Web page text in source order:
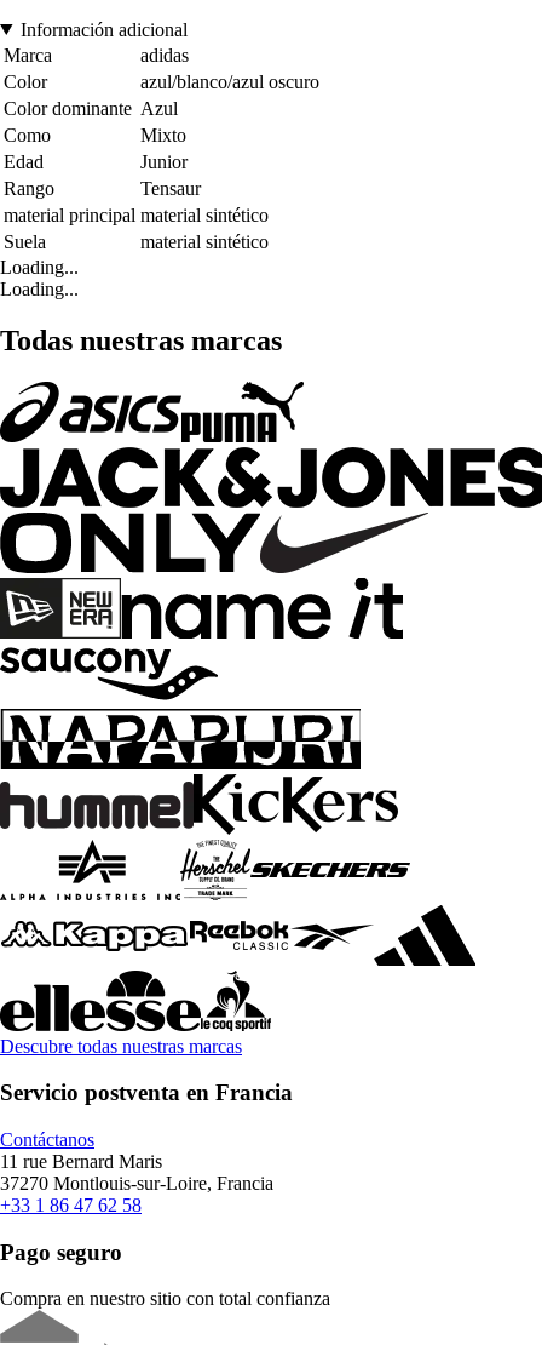
Información adicional
Marca
adidas
Color
azul/blanco/azul oscuro
Color dominante Azul
Como
Mixto
Edad
Junior
Rango
Tensaur
material principal material sintético
Suela
material sintético
Loading...
Loading...
Todas nuestras marcas
Descubre todas nuestras marcas
Servicio postventa en Francia
Contáctanos
11 rue Bernard Maris
37270 Montlouis-sur-Loire, Francia
+33 1 86 47 62 58
Pago seguro
Compra en nuestro sitio con total confianza